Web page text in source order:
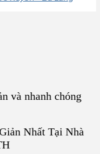
và nhanh chóng
Nhất Tại Nhà